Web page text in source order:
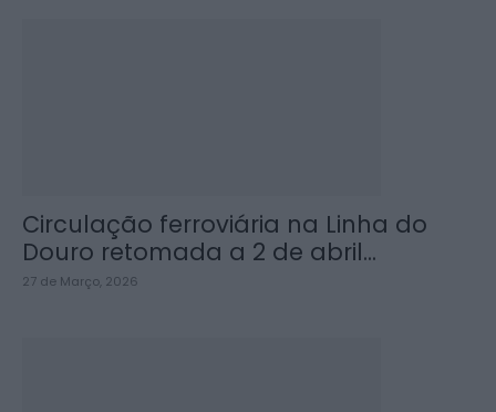
Circulação ferroviária na Linha do
Douro retomada a 2 de abril...
27 de Março, 2026